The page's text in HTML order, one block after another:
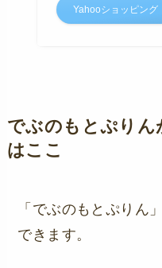
Yahooショッピング
でぶのもとぷりん
はここ
「でぶのもとぷりん
できます。